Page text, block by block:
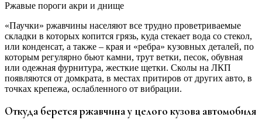
Ржавые пороги акри и днище
«Паучки» ржавчины населяют все трудно проветриваемые
складки в которых копится грязь, куда стекает вода со стекол,
или конденсат, а также – края и «ребра» кузовных деталей, по
которым регулярно бьют камни, трут ветки, песок, обувная
или одежная фурнитура, жесткие щетки. Сколы на ЛКП
появляются от домкрата, в местах притиров от других авто, в
точках крепежа, ослабленного от вибрации.
Откуда берется ржавчина у целого кузова автомобиля